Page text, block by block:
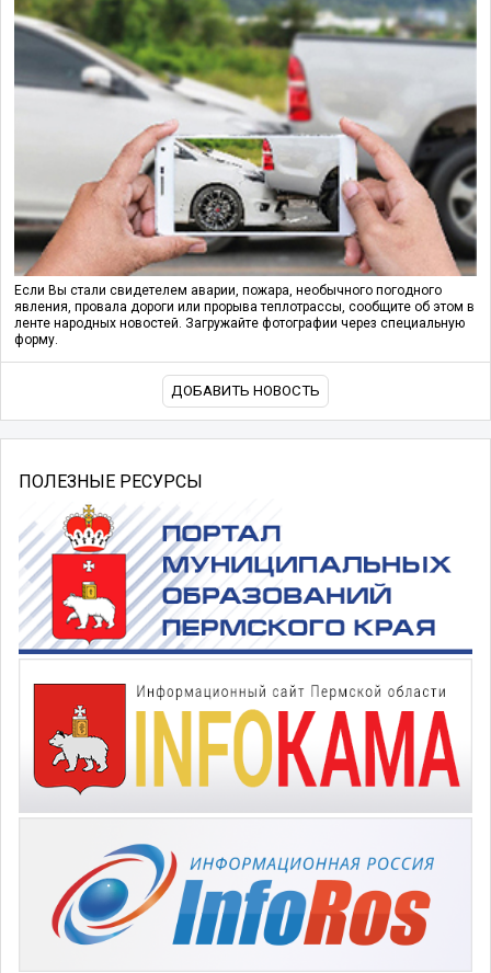
Если Вы стали свидетелем аварии, пожара, необычного погодного
явления, провала дороги или прорыва теплотрассы, сообщите об этом в
ленте народных новостей. Загружайте фотографии через специальную
форму.
ДОБАВИТЬ НОВОСТЬ
ПОЛЕЗНЫЕ РЕСУРСЫ